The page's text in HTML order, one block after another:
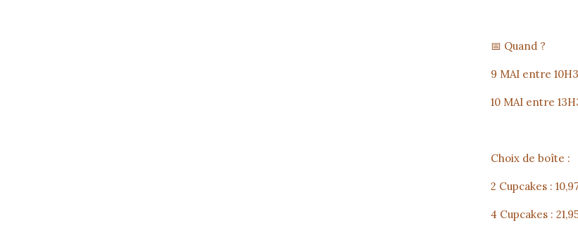
📅 Quand ?
9 MAI entre
10 MAI entre
Choix de boîte :
2 Cupcakes :
4 Cupcakes :